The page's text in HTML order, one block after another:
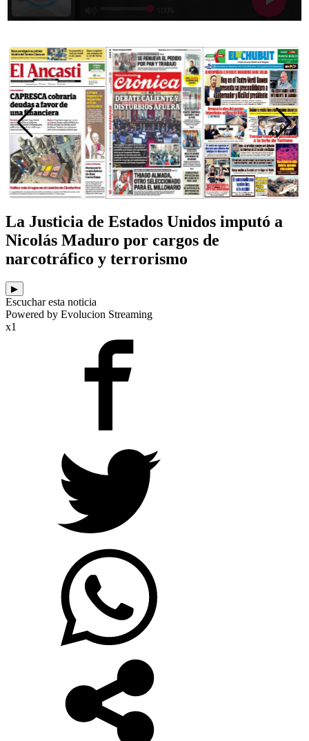
La Justicia de Estados Unidos imputó a
Nicolás Maduro por cargos de
narcotráfico y terrorismo
▶
Escuchar esta noticia
Powered by Evolucion Streaming
x1